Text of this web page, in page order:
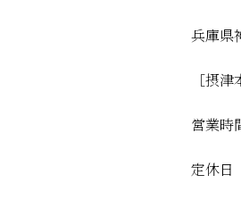
兵庫県
［摂
営業
定休日